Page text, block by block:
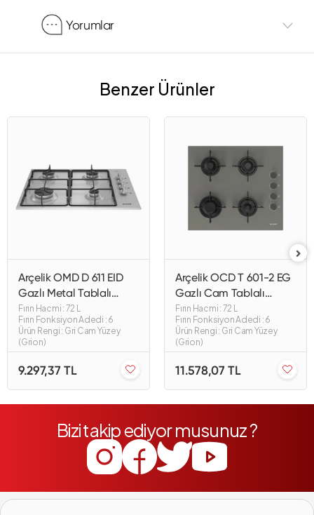
Yorumlar
Benzer Ürünler
Arçelik OMD D 611 EID
Gazlı Metal Tablalı
Ankastre Ocak
Fırın Hacmi : 72 L
Fırın Fonksiyon Adedi : 6
Ürün Rengi : Gri Cam Yüzey
(Grion)
9.297,37 TL
Arçelik OCD T 601-2 EG
Gazlı Cam Tablalı
Ankastre Ocak
Fırın Hacmi : 72 L
Fırın Fonksiyon Adedi : 6
Ürün Rengi : Gri Cam Yüzey
(Grion)
11.578,07 TL
Bizi takip ediyor musunuz ?